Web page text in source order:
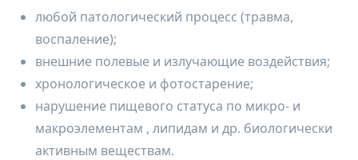
любой патологический процесс (травма,
воспаление);
внешние полевые и излучающие воздействия;
хронологическое и фотостарение;
нарушение пищевого статуса по микро- и
макроэлементам , липидам и др. биологически
активным веществам.